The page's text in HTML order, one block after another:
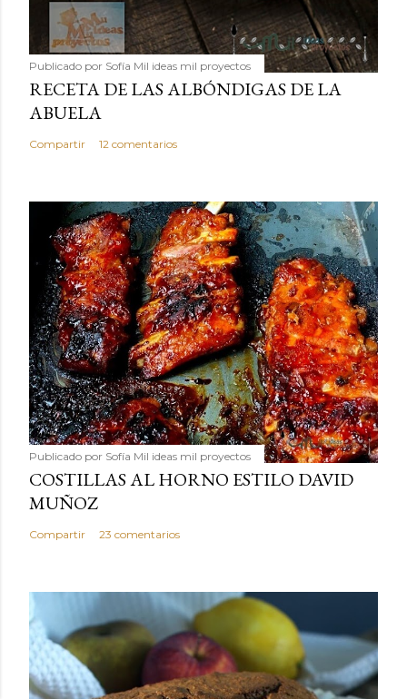
Publicado por Sofía Mil ideas mil proyectos
RECETA DE LAS ALBÓNDIGAS DE LA
ABUELA
Compartir 12 comentarios
Publicado por Sofía Mil ideas mil proyectos
COSTILLAS AL HORNO ESTILO DAVID
MUÑOZ
Compartir 23 comentarios